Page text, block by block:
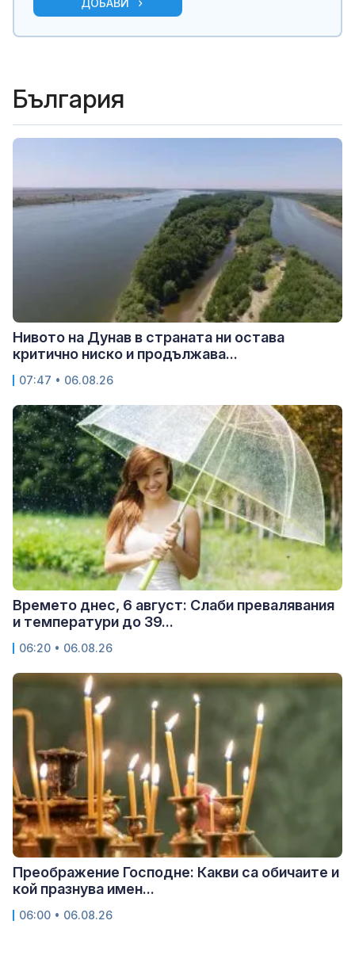
ДОБАВИ
България
Нивото на Дунав в страната ни остава
критично ниско и продължава...
07:47 • 06.08.26
Времето днес, 6 август: Слаби превалявания
и температури до 39...
06:20 • 06.08.26
Преображение Господне: Какви са обичаите и
кой празнува имен...
06:00 • 06.08.26